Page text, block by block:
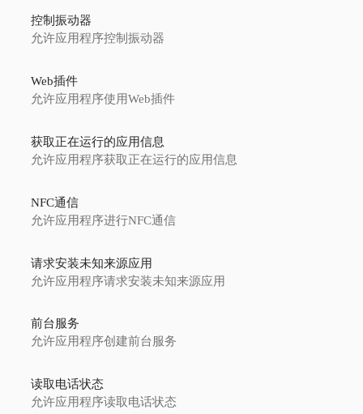
控制振动器
允许应用程序控制振动器
Web插件
允许应用程序使用Web插件
获取正在运行的应用信息
允许应用程序获取正在运行的应用信息
NFC通信
允许应用程序进行NFC通信
请求安装未知来源应用
允许应用程序请求安装未知来源应用
前台服务
允许应用程序创建前台服务
读取电话状态
允许应用程序读取电话状态